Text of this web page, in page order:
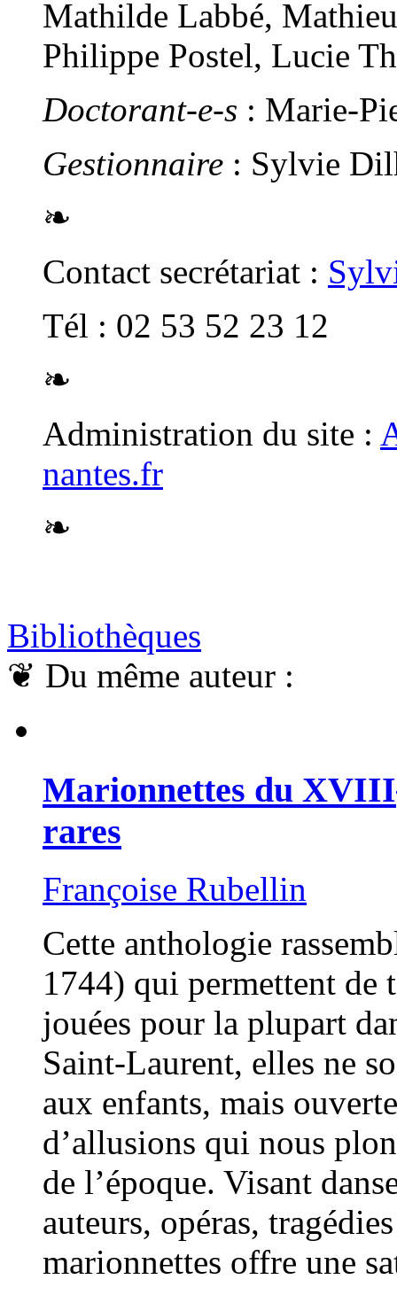
Mathilde Labbé,
Philippe Postel, Lucie
Doctorant-e-s : Marie-
Gestionnaire : Sylvie
❧
Contact secrétariat :
Tél : 02 53 52 23 12
❧
Administration du site :
nantes.fr
❧
Bibliothèques
❦ Du même auteur :
Marionnettes du XVIII
rares
Françoise Rubellin
Cette anthologie
1744) qui permettent de
jouées pour la plupart
Saint-Laurent, elles ne
aux enfants, mais
d’allusions qui nous
de l’époque. Visant
auteurs, opéras,
marionnettes offre une